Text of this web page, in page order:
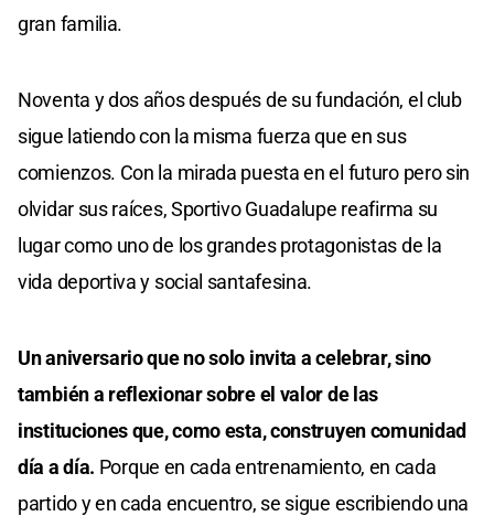
gran familia.
Noventa y dos años después de su fundación, el club
sigue latiendo con la misma fuerza que en sus
comienzos. Con la mirada puesta en el futuro pero sin
olvidar sus raíces, Sportivo Guadalupe reafirma su
lugar como uno de los grandes protagonistas de la
vida deportiva y social santafesina.
Un aniversario que no solo invita a celebrar, sino
también a reflexionar sobre el valor de las
instituciones que, como esta, construyen comunidad
día a día. Porque en cada entrenamiento, en cada
partido y en cada encuentro, se sigue escribiendo una